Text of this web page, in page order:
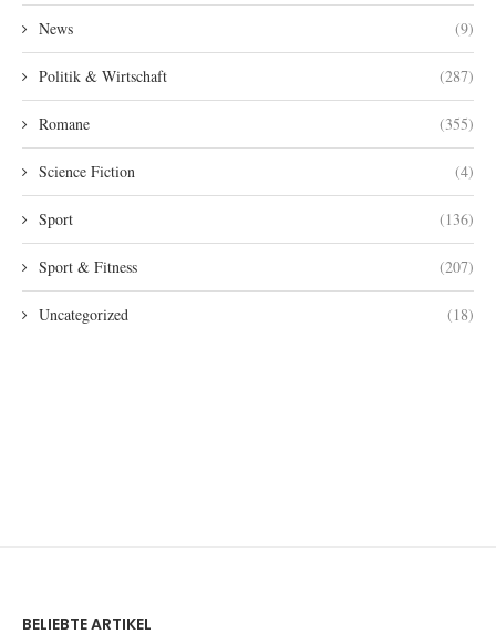
News (9)
Politik & Wirtschaft (287)
Romane (355)
Science Fiction (4)
Sport (136)
Sport & Fitness (207)
Uncategorized (18)
BELIEBTE ARTIKEL